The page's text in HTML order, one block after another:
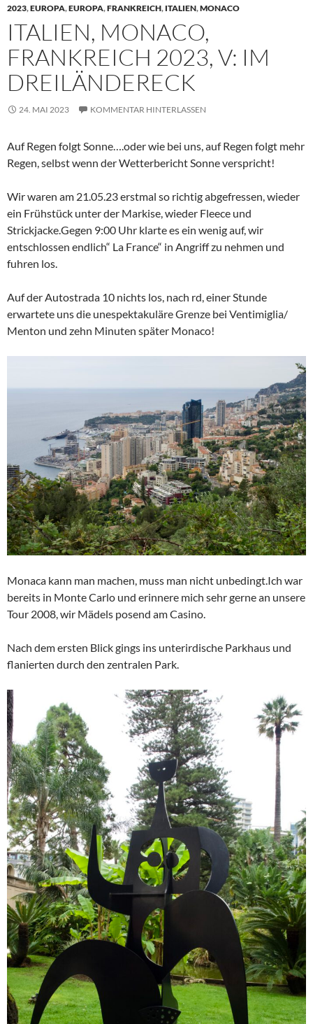
2023,EUROPA,EUROPA,FRANKREICH, ITALIEN,MONACO
ITALIEN, MONACO,
FRANKREICH 2023, V: IM
DREILÄNDERECK
24. MAI 2023 KOMMENTAR HINTERLASSEN
Auf Regen folgt Sonne….oder wie bei uns, auf Regen folgt mehr
Regen, selbst wenn der Wetterbericht Sonne verspricht!
Wir waren am 21.05.23 erstmal so richtig abgefressen, wieder
ein Frühstück unter der Markise, wieder Fleece und
Strickjacke.Gegen 9:00 Uhr klarte es ein wenig auf, wir
entschlossen endlich“ La France“ in Angriff zu nehmen und
fuhren los.
Auf der Autostrada 10 nichts los, nach rd, einer Stunde
erwartete uns die unespektakuläre Grenze bei Ventimiglia/
Menton und zehn Minuten später Monaco!
Monaca kann man machen, muss man nicht unbedingt.Ich war
bereits in Monte Carlo und erinnere mich sehr gerne an unsere
Tour 2008, wir Mädels posend am Casino.
Nach dem ersten Blick gings ins unterirdische Parkhaus und
flanierten durch den zentralen Park.